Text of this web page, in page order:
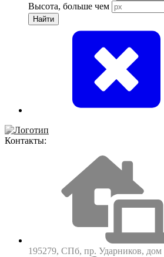
Высота, больше чем
Найти
Контакты:
195279, СПб, пр. Ударников, дом